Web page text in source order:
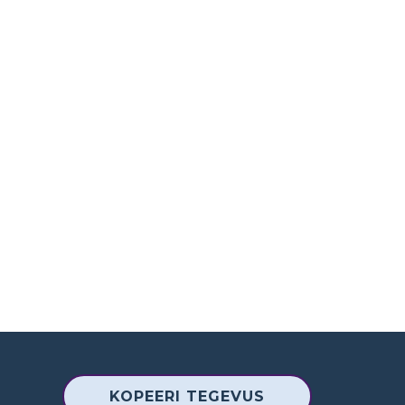
KOPEERI TEGEVUS